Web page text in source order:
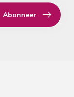
Abonneer